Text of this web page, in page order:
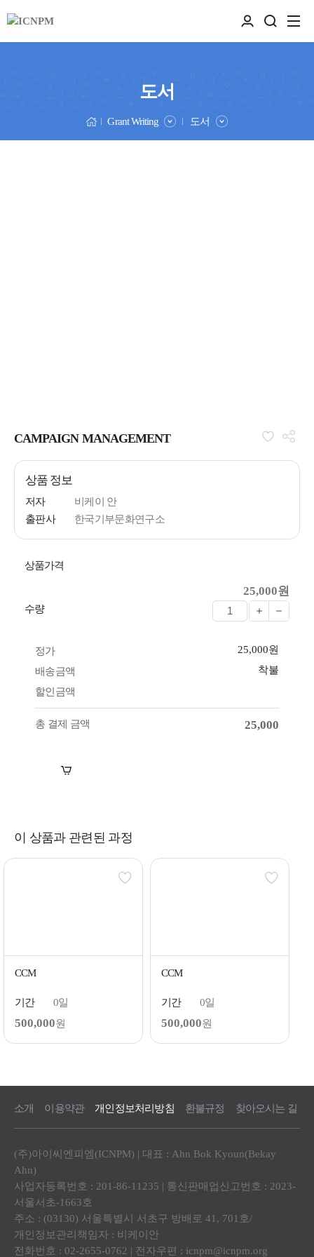
도서
Grant Writing 도서
CAMPAIGN MANAGEMENT
상품 정보
저자
비케이 안
출판사
한국기부문화연구소
상품가격
25,000원
수량
정가
25,000원
배송금액
착불
할인금액
총 결제 금액 25,000
이 상품과 관련된 과정
CCM
기간 0일
500,000원
CCM
기간 0일
500,000원
소개 이용약관 개인정보처리방침 환불규정 찾아오시는 길
(주)아이씨엔피엠(ICNPM) | 대표 : Ahn Bok Kyoun(Bekay
Ahn)
사업자등록번호 : 201-86-11235 | 통신판매업신고번호 : 2023-
서울서초-1663호
주소 : (03130) 서울특별시 서초구 방배로 41, 701호/
개인정보관리책임자 : 비케이안
전화번호 : 02-2655-0762 | 전자우편 : icnpm@icnpm.org